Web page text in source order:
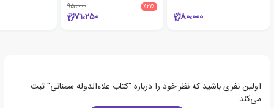
80،000
٪25 95،000
71،250
اولین نفری باشید که نظر خود را درباره "کتاب علاءالدوله سمنانی" ثبت
می‌کند